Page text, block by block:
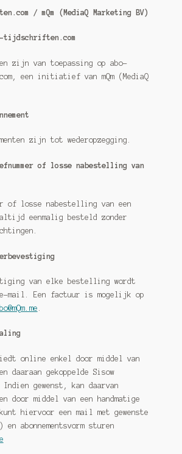
/ mQm (MediaQ Marketing BV)
tijdschriften.com
zijn van toepassing op abo-
een initiatief van mQm (MediaQ
zijn tot wederopzegging.
of losse nabestelling van
of losse nabestelling van een
eenmalig besteld zonder
van elke bestelling wordt
mail. Een factuur is mogelijk op
online enkel door middel van
daaraan gekoppelde Sisow
Indien gewenst, kan daarvan
door middel van een handmatige
hiervoor een mail met gewenste
abonnementsvorm sturen